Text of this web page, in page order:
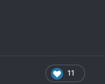
11